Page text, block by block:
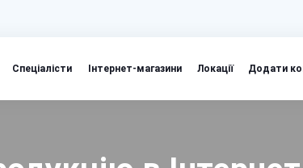
Спеціалісти Інтернет-магазини Локації Додати